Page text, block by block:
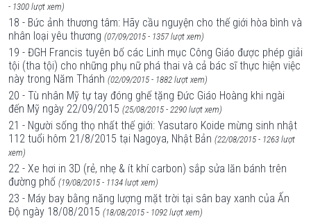
- 1300 lượt xem)
18 - Bức ảnh thương tâm: Hãy cầu nguyện cho thế giới hòa bình và
nhân loại yêu thương (07/09/2015 - 1357 lượt xem)
19 - ĐGH Francis tuyên bố các Linh mục Công Giáo được phép giải
tội (tha tội) cho những phụ nữ phá thai và cả bác sĩ thực hiện việc
này trong Năm Thánh (02/09/2015 - 1882 lượt xem)
20 - Tù nhân Mỹ tự tay đóng ghế tặng Đức Giáo Hoàng khi ngài
đến Mỹ ngày 22/09/2015 (25/08/2015 - 2290 lượt xem)
21 - Người sống thọ nhất thế giới: Yasutaro Koide mừng sinh nhật
112 tuổi hôm 21/8/2015 tại Nagoya, Nhật Bản (22/08/2015 - 1263 lượt
xem)
22 - Xe hơi in 3D (rẻ, nhẹ & ít khí carbon) sắp sửa lăn bánh trên
đường phố (19/08/2015 - 1134 lượt xem)
23 - Máy bay bằng năng lượng mặt trời tại sân bay xanh của Ấn
Độ ngày 18/08/2015 (18/08/2015 - 1092 lượt xem)